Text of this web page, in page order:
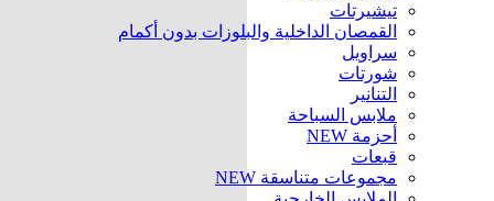
تيشيرتات
القمصان الداخلية والبلوزات بدون أكمام
سراويل
شورتات
التنانير
ملابس السباحة
أحزمة NEW
قبعات
مجموعات متناسقة NEW